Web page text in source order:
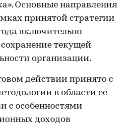
Основные направления
принятой стратегии
включительно
текущей
организации.
действии принято с
в области ее
с особенностями
доходов